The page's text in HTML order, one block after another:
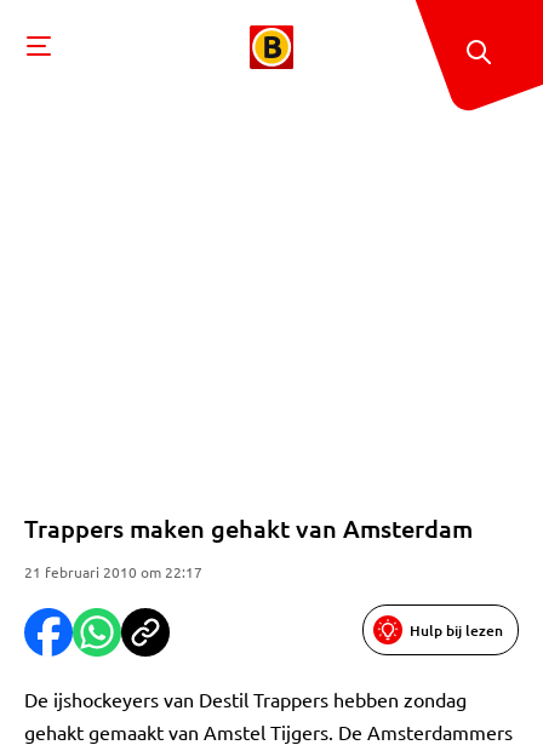
Trappers maken gehakt van Amsterdam
21 februari 2010 om 22:17
Hulp bij lezen
De ijshockeyers van Destil Trappers hebben zondag
gehakt gemaakt van Amstel Tijgers. De Amsterdammers